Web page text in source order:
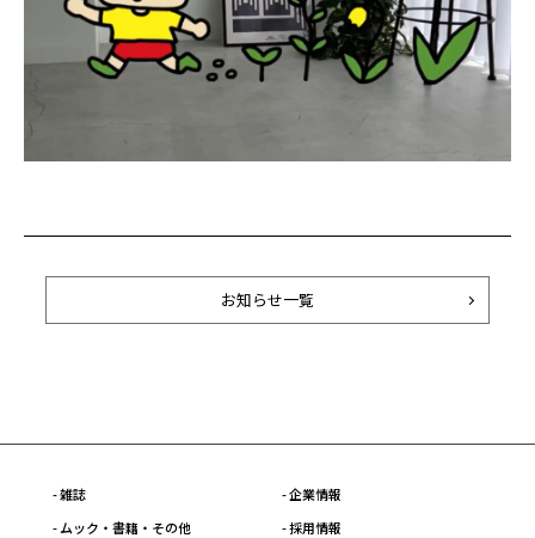
お知らせ一覧
- 雑誌
- ムック・書籍・その他
- 企業情報
- 採用情報